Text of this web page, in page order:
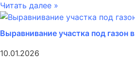
Читать далее »
Выравнивание участка под газон
10.01.2026